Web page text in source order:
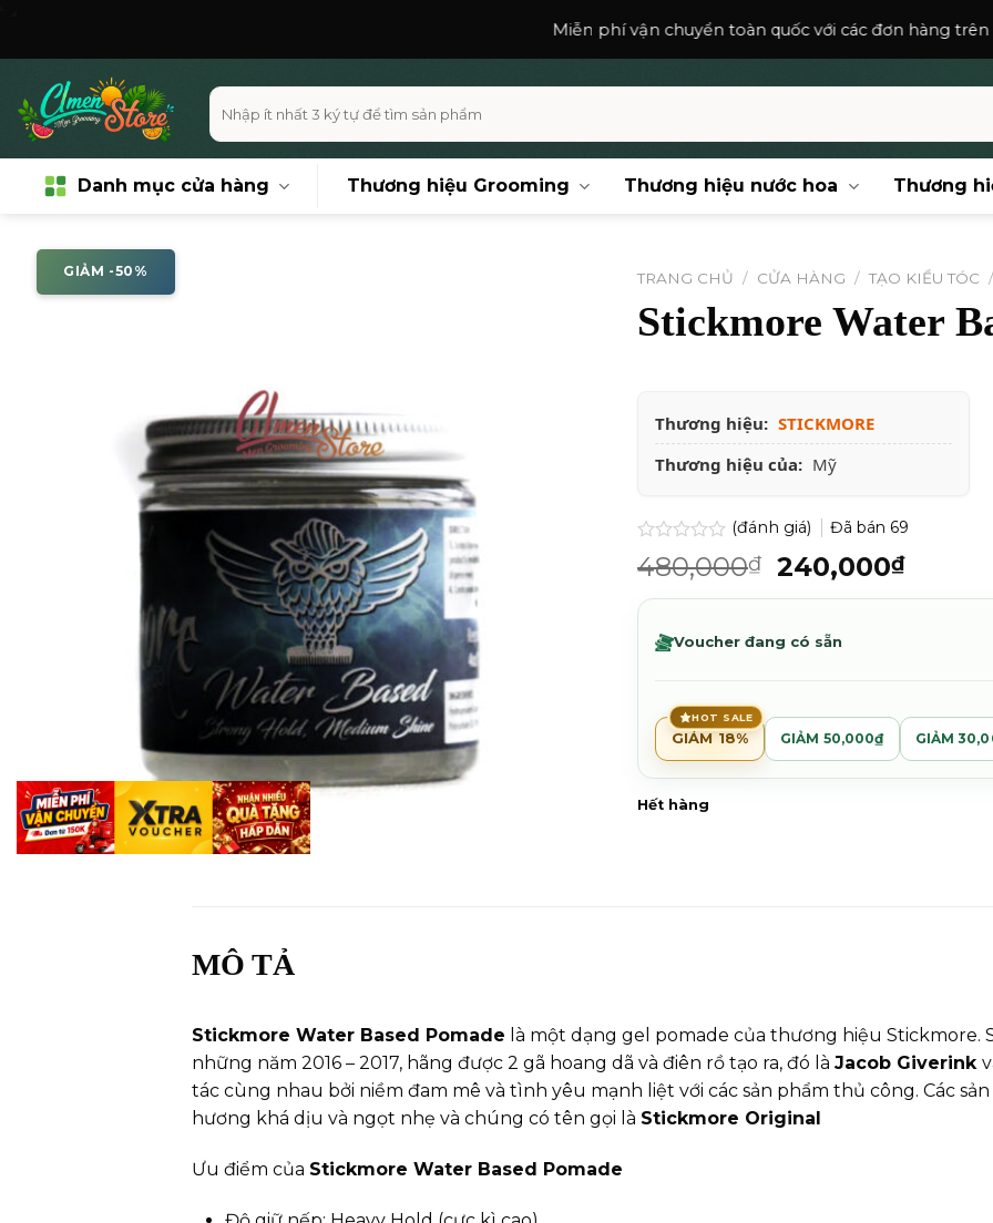
Miễn phí vận chuyển toàn quốc với các đơn hàng trên150,000₫ .
Tìm
kiếm:
Danh mục cửa hàng Thương hiệu Grooming Thương hiệu nước hoa Thương
GIẢM -50% TRANG CHỦ / CỬA HÀNG / TẠO KIỂU TÓC
Stickmore Water
Thương hiệu: STICKMORE
Thương hiệu của: Mỹ
Được
xếp
0.0
sao
(đánh giá) Đã bán 69
480,000₫
Giá
gốc
480,000₫.
240,000₫Giá
hiện
Voucher đang có sẵn
HOT SALE
GIẢM 18% GIẢM 50,000₫ GIẢM
Hết hàng
MÔ TẢ
Stickmore Water Based Pomade là một dạng gel pomade của thương hiệu Stickmore.
những năm 2016 – 2017, hãng được 2 gã hoang dã và điên rồ tạo ra, đó là Jacob Giverink
tác cùng nhau bởi niềm đam mê và tình yêu mạnh liệt với các sản phẩm thủ công. Các
hương khá dịu và ngọt nhẹ và chúng có tên gọi là Stickmore Original
Ưu điểm của Stickmore Water Based Pomade